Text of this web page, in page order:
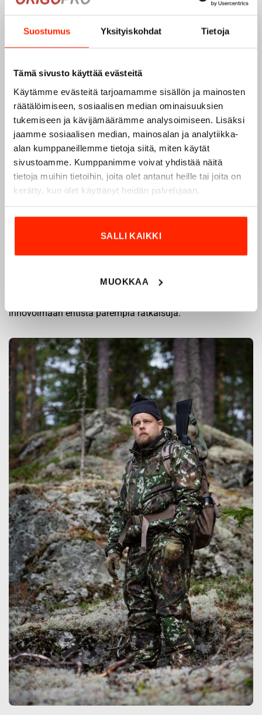
Suostumus Yksityiskohdat Tietoja
Tämä sivusto käyttää evästeitä
Käytämme evästeitä tarjoamamme sisällön ja mainosten
räätälöimiseen, sosiaalisen median ominaisuuksien
tukemiseen ja kävijämäärämme analysoimiseen. Lisäksi
jaamme sosiaalisen median, mainosalan ja analytiikka-
alan kumppaneillemme tietoja siitä, miten käytät
sivustoamme. Kumppanimme voivat yhdistää näitä
tietoja muihin tietoihin, joita olet antanut heille tai joita on
kerätty, kun olet käyttänyt heidän palvelujaan.
SALLI KAIKKI
MUOKKAA
Origopro – Suomalainen laatumerkki vuodesta
1975
Origoprovalmistaa laadukkaita vaatteita,
jotka on kehitetty vuosikymmenten kokemuksella
:n tuotteet on suunniteltu yhteistyössä käyttäjien
innovoimaan entistä parempia ratkaisuja.